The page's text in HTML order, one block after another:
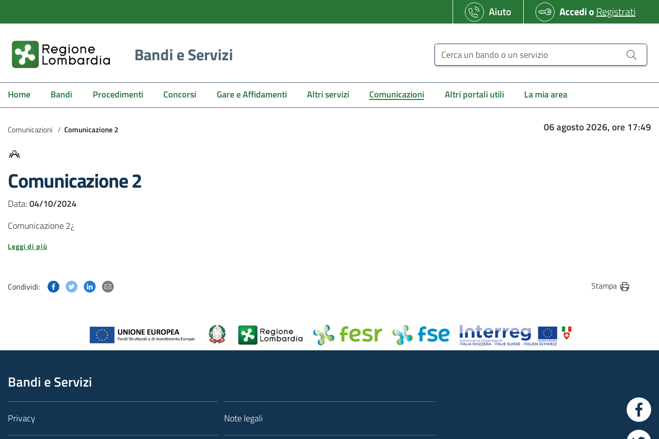
Aiuto AccedioRegistrati
Bandi e Servizi Cerca un bando o un servizio
Home Bandi Procedimenti Concorsi Gare e Affidamenti Altri servizi Comunicazioni Altri portali utili La mia area
Comunicazioni / Comunicazione 2 06 agosto 2026, ore 17:49
Comunicazione 2
Data:04/10/2024
Comunicazione 2¿
Leggi di più
Condividi: Condividi questa pagina su Facebook
Condividi questa pagina su Twitter
Condividi questa pagina su Linkedin Stampa
Bandi e Servizi
Privacy Note legali